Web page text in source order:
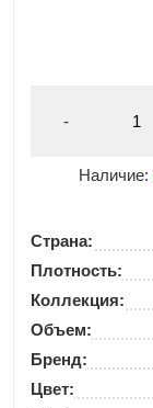
-
Наличие:
Страна:
Плотность:
Коллекция:
Объем:
Бренд:
Цвет: